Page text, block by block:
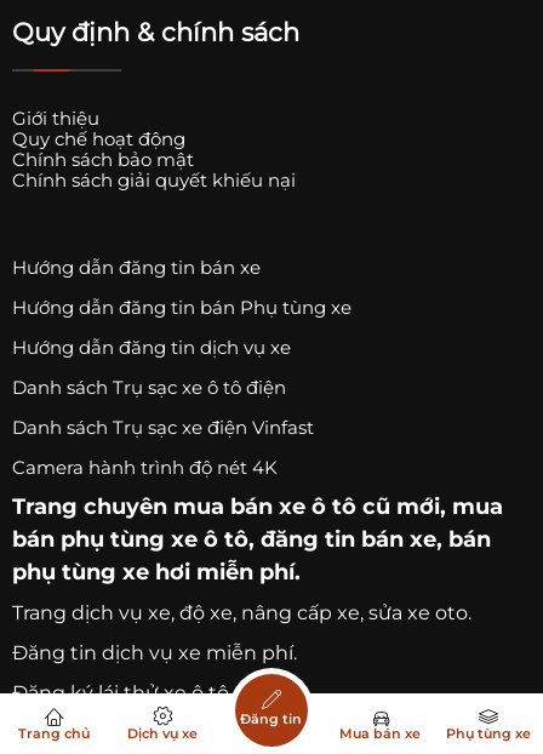
Quy định & chính sách
Giới thiệu
Quy chế hoạt động
Chính sách bảo mật
Chính sách giải quyết khiếu nại
Hướng dẫn đăng tin bán xe
Hướng dẫn đăng tin bán Phụ tùng xe
Hướng dẫn đăng tin dịch vụ xe
Danh sách Trụ sạc xe ô tô điện
Danh sách Trụ sạc xe điện Vinfast
Camera hành trình độ nét 4K
Trang chuyên mua bán xe ô tô cũ mới, mua
bán phụ tùng xe ô tô, đăng tin bán xe, bán
phụ tùng xe hơi miễn phí.
Trang dịch vụ xe, độ xe, nâng cấp xe, sửa xe oto.
Đăng tin dịch vụ xe miễn phí.
Đăng ký lái thử xe ô tô
Bảo hiểm ô tô tại Đà Lạt
Trang chủ Dịch vụ xe
Đăng tin
Mua bán xe
Phụ tùng xe